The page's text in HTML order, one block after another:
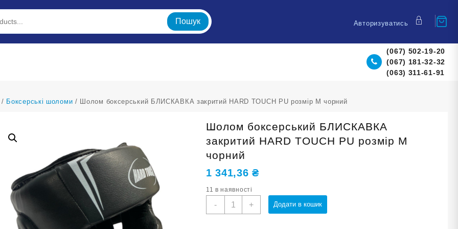
Пошук Авторизуватись
(067) 502-19-20
(067) 181-32-32
(063) 311-61-91
/ Боксерські шоломи / Шолом боксерський БЛИСКАВКА закритий HARD TOUCH PU розмір М чорний
Шолом боксерський БЛИСКАВКА
закритий HARD TOUCH PU розмір М
чорний
1 341,36₴
11 в наявності
-
Шолом
+ Додати в кошик